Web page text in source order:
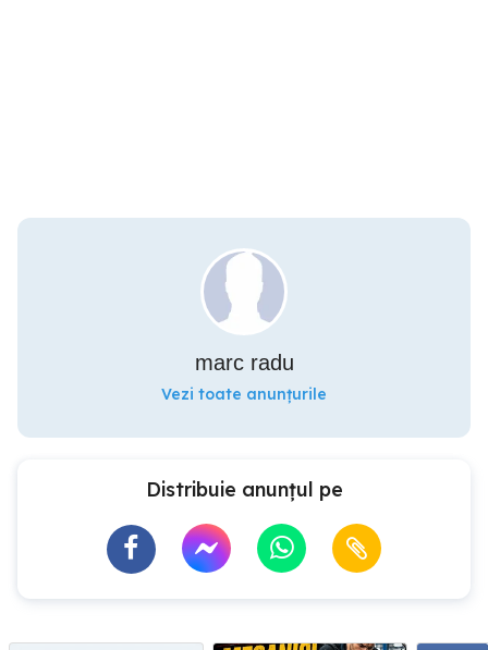
marc radu
Vezi toate anunțurile
Distribuie anunțul pe